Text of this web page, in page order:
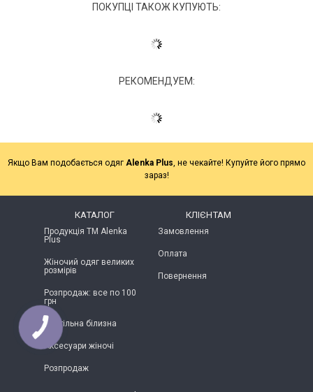
ПОКУПЦІ ТАКОЖ КУПУЮТЬ:
РЕКОМЕНДУЕМ:
Якщо Вам подобається одяг Alenka Plus, не чекайте! Купуйте його прямо
зараз!
КАТАЛОГ
Продукція ТМ Alenka
Plus
Жіночий одяг великих
розмірів
Розпродаж: все по 100
грн
Постільна білизна
Аксесуари жіночі
Розпродаж
КЛІЄНТАМ
Замовлення
Оплата
Повернення